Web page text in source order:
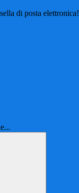
di posta elettronica!